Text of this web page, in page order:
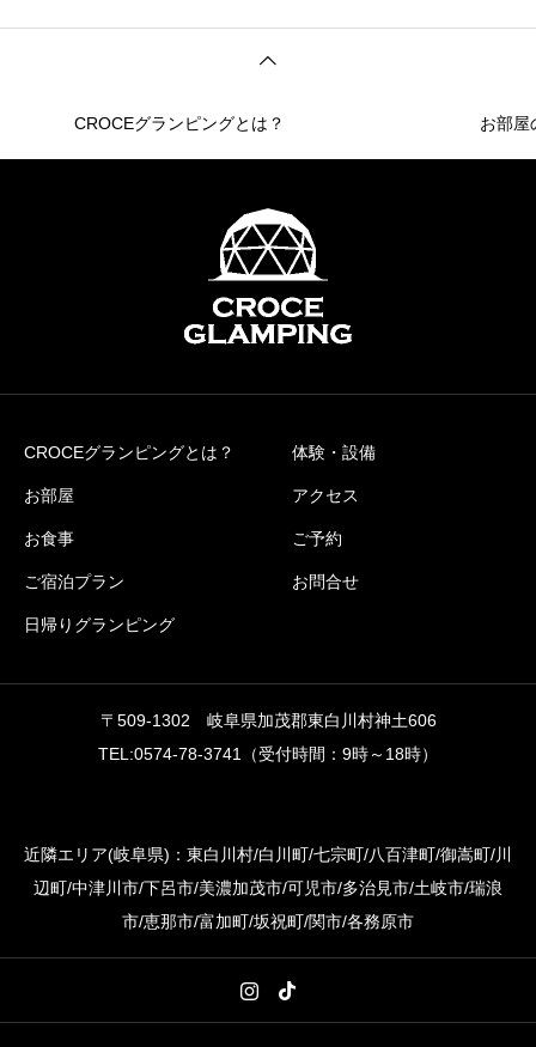
CROCEグランピングとは？ お部屋
CROCEグランピングとは？
お部屋
お食事
ご宿泊プラン
日帰りグランピング
体験・設備
アクセス
ご予約
お問合せ
〒509-1302 岐阜県加茂郡東白川村神土606
TEL:0574-78-3741（受付時間：9時～18時）
近隣エリア(岐阜県)：東白川村/白川町/七宗町/八百津町/御嵩町/川
辺町/中津川市/下呂市/美濃加茂市/可児市/多治見市/土岐市/瑞浪
市/恵那市/富加町/坂祝町/関市/各務原市